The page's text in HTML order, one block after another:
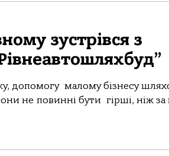
зустрівся з
допомогу малому бізнесу
не повинні бути гірші, ніж